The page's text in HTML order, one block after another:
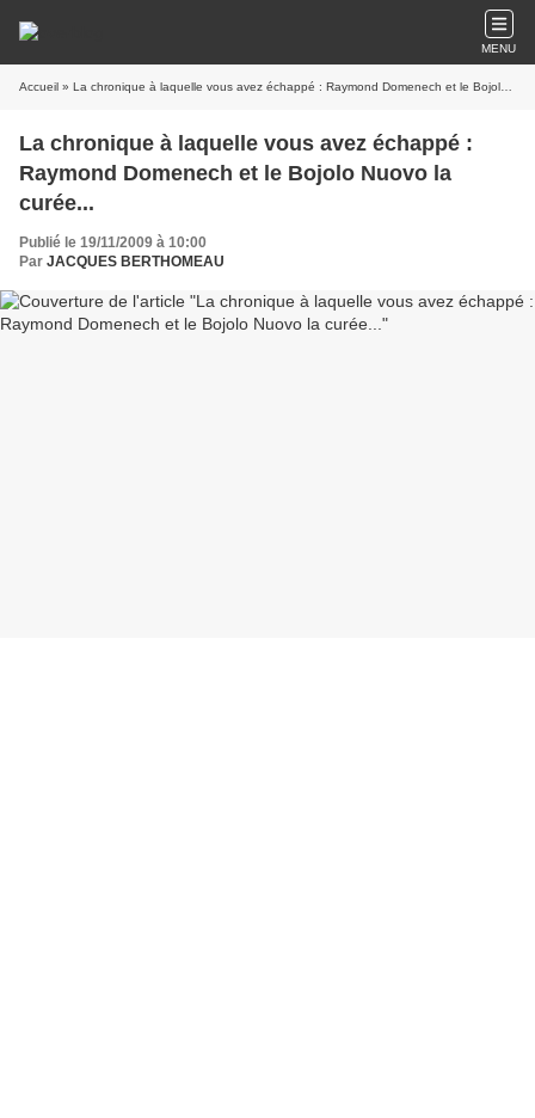
MENU
Accueil » La chronique à laquelle vous avez échappé : Raymond Domenech et le Bojolo Nuovo la curée...
La chronique à laquelle vous avez échappé :
Raymond Domenech et le Bojolo Nuovo la
curée...
Publié le 19/11/2009 à 10:00
Par JACQUES BERTHOMEAU